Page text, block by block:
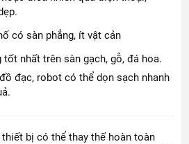
có sàn phẳng, ít vật cản
nhất trên sàn gạch, gỗ, đá hoa.
đạc, robot có thể dọn sạch nhanh
bị có thể thay thế hoàn toàn